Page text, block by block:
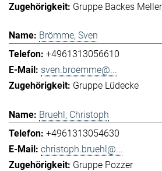
Gruppe Backes Meller
Brömme, Sven
+4961313056610
sven.broemme@...
Gruppe Lüdecke
Bruehl, Christoph
+4961313054630
christoph.bruehl@...
Gruppe Pozzer